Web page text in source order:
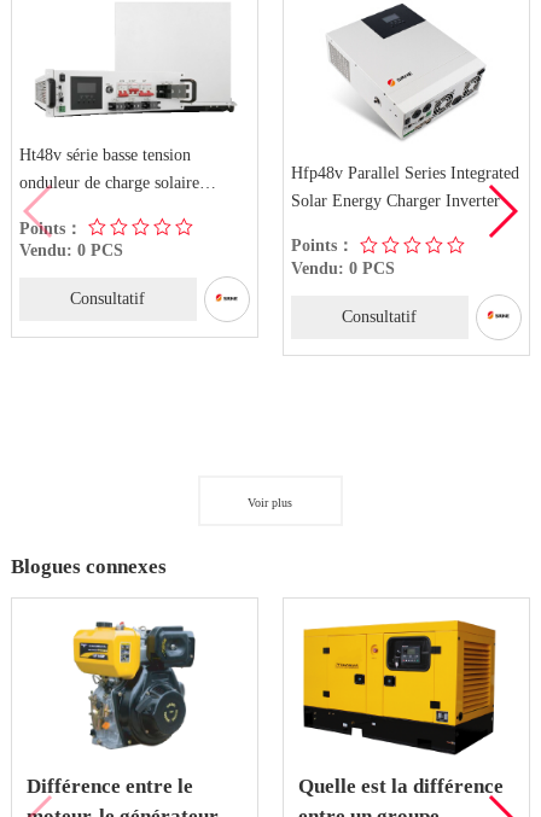
Ht48v série basse tension
onduleur de charge solaire
intégré
Points：
Vendu: 0 PCS
Consultatif
Hfp48v Parallel Series Integrated
Solar Energy Charger Inverter
Points：
Vendu: 0 PCS
Consultatif
Voir plus
Blogues connexes
Différence entre le
Quelle est la différence